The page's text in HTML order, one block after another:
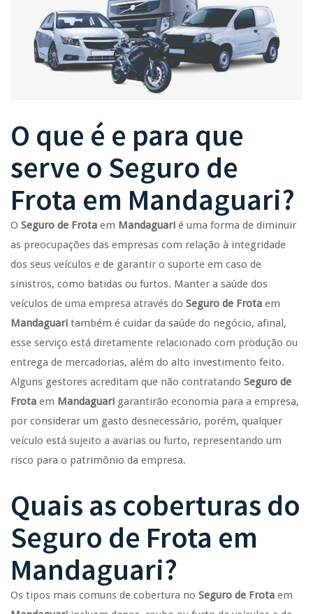
O que é e para que
serve o Seguro de
Frota em Mandaguari?
O Seguro de Frota em Mandaguari é uma forma de diminuir
as preocupações das empresas com relação à integridade
dos seus veículos e de garantir o suporte em caso de
sinistros, como batidas ou furtos. Manter a saúde dos
veículos de uma empresa através do Seguro de Frota em
Mandaguari também é cuidar da saúde do negócio, afinal,
esse serviço está diretamente relacionado com produção ou
entrega de mercadorias, além do alto investimento feito.
Alguns gestores acreditam que não contratando Seguro de
Frota em Mandaguari garantirão economia para a empresa,
por considerar um gasto desnecessário, porém, qualquer
veículo está sujeito a avarias ou furto, representando um
risco para o patrimônio da empresa.
Quais as coberturas do
Seguro de Frota em
Mandaguari?
Os tipos mais comuns de cobertura no Seguro de Frota em